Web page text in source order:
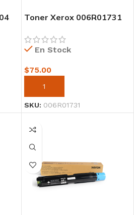
Toner Xerox 006R01731
En Stock
$75.00
AÑADIR AL CARRITO
SKU: 006R01731